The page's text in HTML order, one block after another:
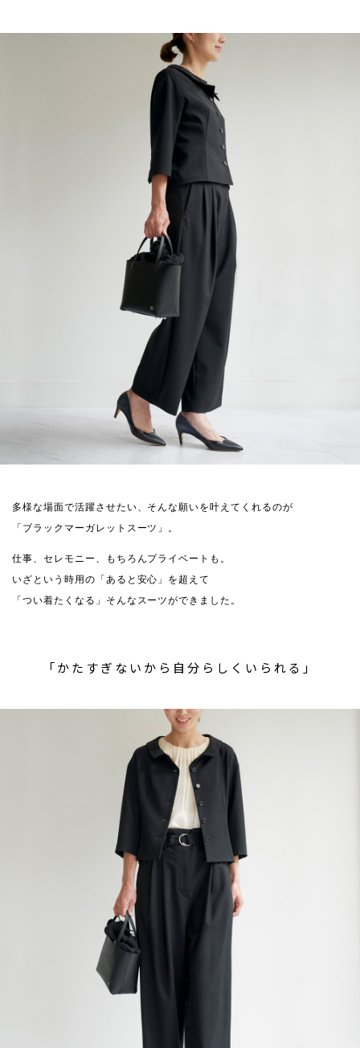
多様な場面で活躍させたい、そんな願いを叶えてくれるのが
「ブラックマーガレットスーツ」。
仕事、セレモニー、もちろんプライベートも。
いざという時用の「あると安心」を超えて
「つい着たくなる」そんなスーツができました。
「かたすぎないから自分らしくいられる」